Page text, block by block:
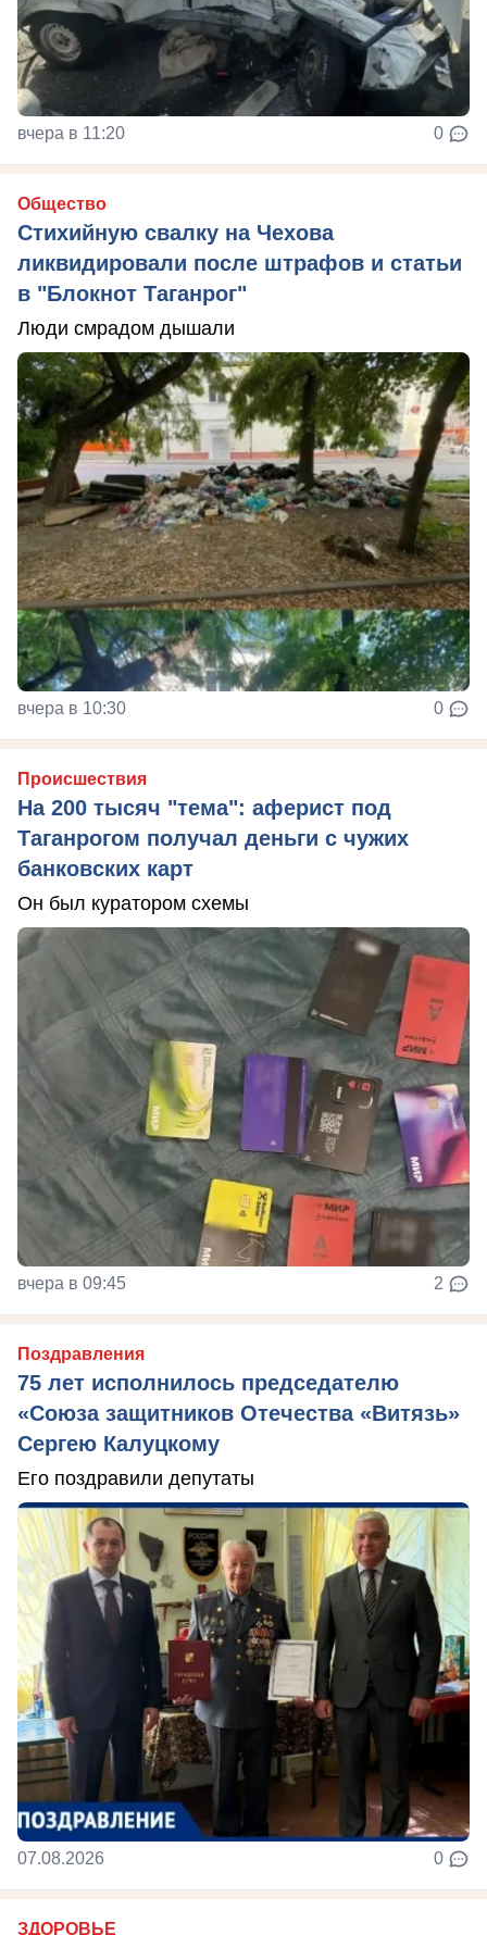
вчера в 11:20 0
Общество
Стихийную свалку на Чехова
ликвидировали после штрафов и статьи
в "Блокнот Таганрог"
Люди смрадом дышали
вчера в 10:30 0
Происшествия
На 200 тысяч "тема": аферист под
Таганрогом получал деньги с чужих
банковских карт
Он был куратором схемы
вчера в 09:45 2
Поздравления
75 лет исполнилось председателю
«Союза защитников Отечества «Витязь»
Сергею Калуцкому
Его поздравили депутаты
07.08.2026 0
ЗДОРОВЬЕ